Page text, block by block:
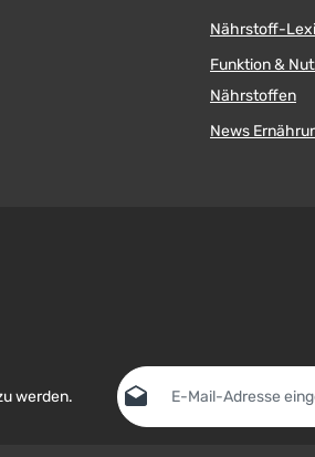
Nährstoff-
Funktion &
Nährstoffen
News
werden.
E-Mail-Adresse*